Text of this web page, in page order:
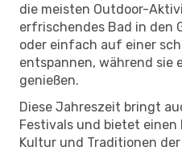
die meisten Outdoor-
erfrischendes Bad in den
oder einfach auf einer
entspannen, während sie
genießen.
Diese Jahreszeit bringt
Festivals und bietet einen
Kultur und Traditionen